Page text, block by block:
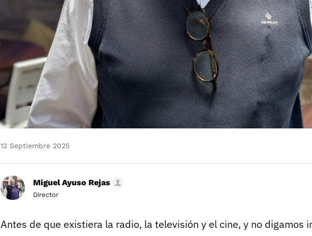
12 Septiembre 2025
Miguel Ayuso Rejas
Director
Antes de que existiera la radio, la televisión y el cine, y no digamos